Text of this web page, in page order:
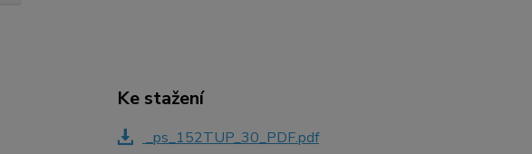
Ke stažení
_ps_152TUP_30_PDF.pdf